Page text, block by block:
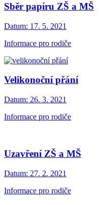
Sběr papíru ZŠ a MŠ
Datum: 17. 5. 2021
Informace pro rodiče
Velikonoční přání
Datum: 26. 3. 2021
Informace pro rodiče
Uzavření ZŠ a MŠ
Datum: 27. 2. 2021
Informace pro rodiče